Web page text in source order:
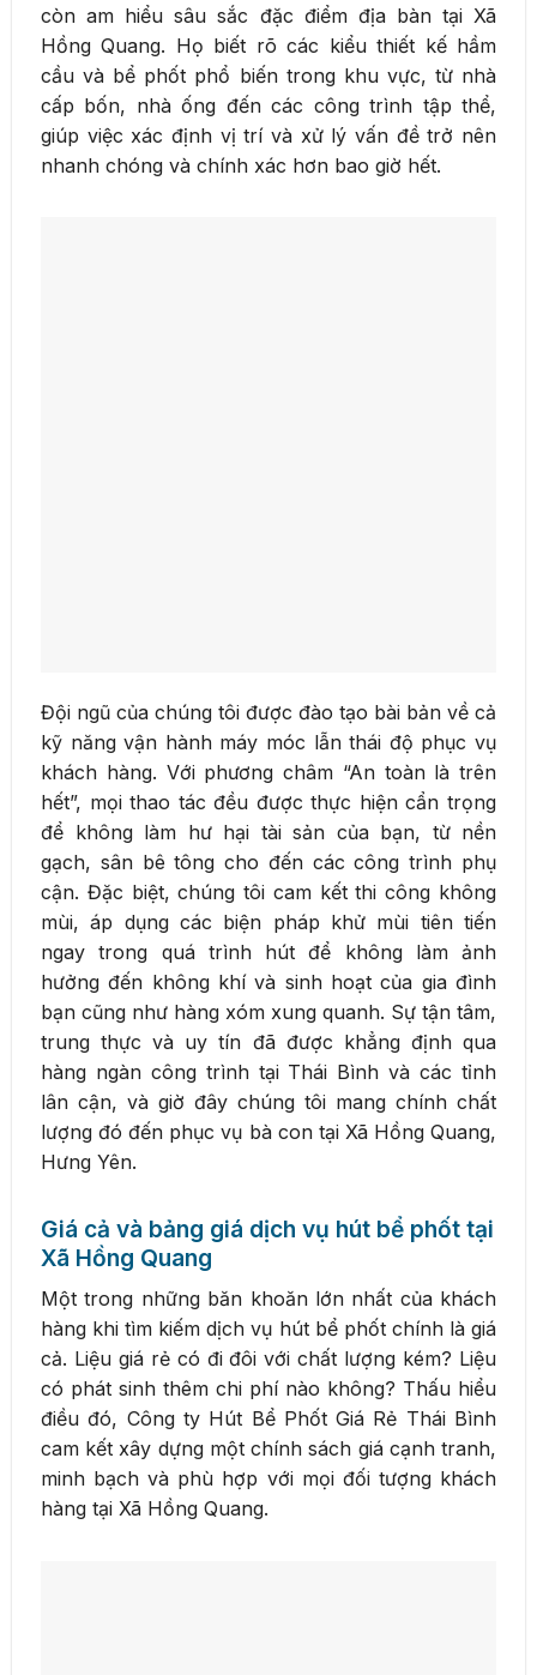
còn am hiểu sâu sắc đặc điểm địa bàn tại Xã
Hồng Quang. Họ biết rõ các kiểu thiết kế hầm
cầu và bể phốt phổ biến trong khu vực, từ nhà
cấp bốn, nhà ống đến các công trình tập thể,
giúp việc xác định vị trí và xử lý vấn đề trở nên
nhanh chóng và chính xác hơn bao giờ hết.
Đội ngũ của chúng tôi được đào tạo bài bản về cả
kỹ năng vận hành máy móc lẫn thái độ phục vụ
khách hàng. Với phương châm “An toàn là trên
hết”, mọi thao tác đều được thực hiện cẩn trọng
để không làm hư hại tài sản của bạn, từ nền
gạch, sân bê tông cho đến các công trình phụ
cận. Đặc biệt, chúng tôi cam kết thi công không
mùi, áp dụng các biện pháp khử mùi tiên tiến
ngay trong quá trình hút để không làm ảnh
hưởng đến không khí và sinh hoạt của gia đình
bạn cũng như hàng xóm xung quanh. Sự tận tâm,
trung thực và uy tín đã được khẳng định qua
hàng ngàn công trình tại Thái Bình và các tỉnh
lân cận, và giờ đây chúng tôi mang chính chất
lượng đó đến phục vụ bà con tại Xã Hồng Quang,
Hưng Yên.
Giá cả và bảng giá dịch vụ hút bể phốt tại
Xã Hồng Quang
Một trong những băn khoăn lớn nhất của khách
hàng khi tìm kiếm dịch vụ hút bể phốt chính là giá
cả. Liệu giá rẻ có đi đôi với chất lượng kém? Liệu
có phát sinh thêm chi phí nào không? Thấu hiểu
điều đó, Công ty Hút Bể Phốt Giá Rẻ Thái Bình
cam kết xây dựng một chính sách giá cạnh tranh,
minh bạch và phù hợp với mọi đối tượng khách
hàng tại Xã Hồng Quang.